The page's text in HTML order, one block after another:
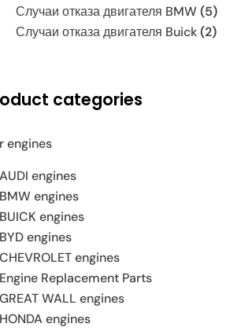
Случаи отказа двигателя BMW(5)
Случаи отказа двигателя Buick(2)
categories
engines
AUDI engines
BMW engines
BUICK engines
BYD engines
CHEVROLET engines
Engine Replacement Parts
GREAT WALL engines
HONDA engines